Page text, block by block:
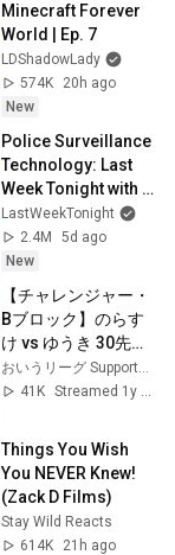
Minecraft Forever
World | Ep. 7
LDShadowLady
574K
20h ago
New
Police Surveillance
Technology: Last
Week Tonight with
John Oliver (HBO)
LastWeekTonight
2.4M
5d ago
New
【チャレンジャー・
Bブロック】のらす
け vs ゆうき 30先
【新おいうリーグ】
#ぷよぷよ #ぷよぷ
おいうリーグ Supported by SBI e-Sports
41K
Streamed 1y ago
Things You Wish
You NEVER Knew!
(Zack D Films)
Stay Wild Reacts
614K
21h ago